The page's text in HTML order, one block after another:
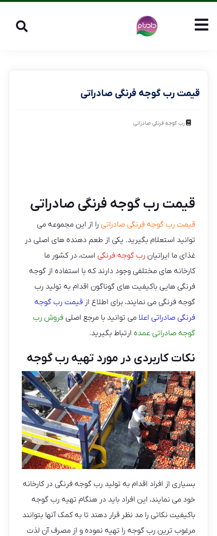
قیمت رب گوجه فرنگی صادراتی
رب گوجه فرنگی صادراتی
قیمت رب گوجه فرنگی صادراتی
قیمت رب گوجه فرنگی صادراتی را از این مجموعه می
توانید استعلام بگیرید. یکی از طعم دهنده های اصلی در
غذای ما ایرانیان رب گوجه فرنگی است، در کشور ما
کارخانه های مختلفی وجود دارند که با استفاده از گوجه
فرنگی هایی باکیفیت های گوناگون اقدام به تولید رب
گوجه فرنگی می نمایند، برای اطلاع از قیمت رب گوجه
فرنگی صادراتی اعلا می توانید با مرجع اصلیفروش رب
گوجه صادراتی عمده ارتباط بگیرید.
نکات کاربردی در مورد تهیه رب گوجه
بسیاری از افراد اقدام به تولید رب گوجه فرنگی در کارخانه
خود می نمایند، این افراد باید در هنگام تهیه رب گوجه
باکیفیت نکاتی را مد نظر قرار دهند تا به کمک آنها بتوانند
مرغوب ترین رب گوجه را تهیه نموده و از مصرف آن‌ لذت